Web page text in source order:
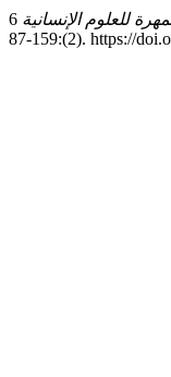
للعلوم الإنسانية 6
(2):159-87.